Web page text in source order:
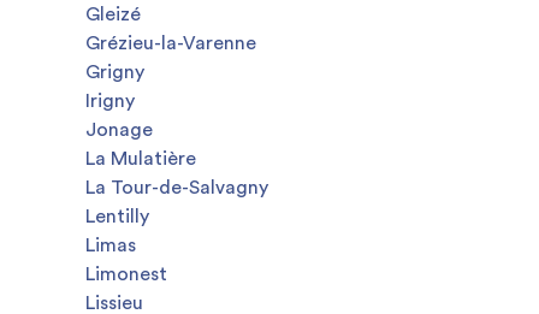
Gleizé
Grézieu-la-Varenne
Grigny
Irigny
Jonage
La Mulatière
La Tour-de-Salvagny
Lentilly
Limas
Limonest
Lissieu